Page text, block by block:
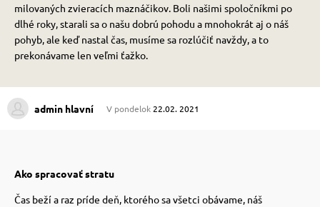
psov
podstielka
milovaných zvieracích maznáčikov. Boli našimi spoločníkmi po
dlhé roky, starali sa o našu dobrú pohodu a mnohokrát aj o náš
pohyb, ale keď nastal čas, musíme sa rozlúčiť navždy, a to
prekonávame len veľmi ťažko.
admin hlavní V pondelok 22.02. 2021
Ako spracovať stratu
Čas beží a raz príde deň, ktorého sa všetci obávame, náš